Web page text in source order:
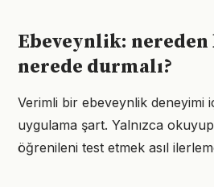
Ebeveynlik: nereden
nerede durmalı?
Verimli bir ebeveynlik deneyimi
uygulama şart. Yalnızca
öğrenileni test etmek asıl